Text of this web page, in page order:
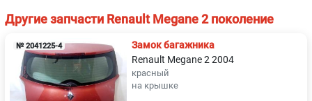
Другие запчасти Renault Megane 2 поколение
№ 2041225-4
Замок багажника
Renault Megane 2 2004
красный
на крышке